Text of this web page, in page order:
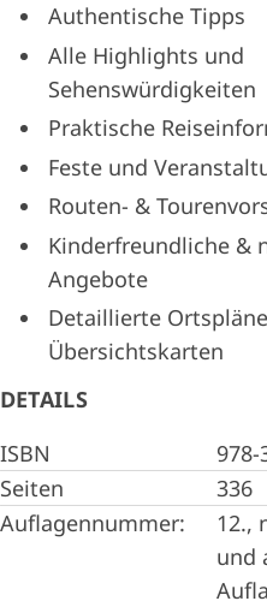
Authentische Tipps
Alle Highlights und
Sehenswürdigkeiten
Praktische
Feste und
Routen- &
Kinderfreundliche &
Angebote
Detaillierte
Übersichtskarten
DETAILS
ISBN
978-
Seiten
336
Auflagennummer:
12.,
und